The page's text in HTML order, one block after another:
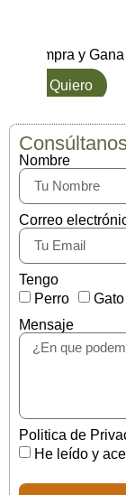
Gana
Ver
Nombre
Correo
Tengo
Perro
Gato
Mensaje
Politica de
He leído y